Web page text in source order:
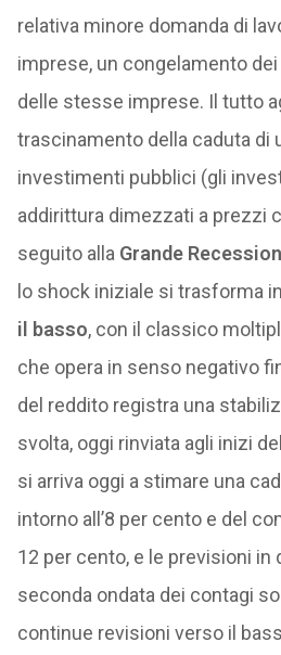
relativa minore domanda di
imprese, un congelamento
delle stesse imprese. Il tutto
trascinamento della caduta di
investimenti pubblici (gli
addirittura dimezzati a prezzi
seguito alla Grande
lo shock iniziale si trasforma in
il basso, con il classico
che opera in senso negativo
del reddito registra una
svolta, oggi rinviata agli inizi
si arriva oggi a stimare una
intorno all’8 per cento e del
12 per cento, e le previsioni in
seconda ondata dei contagi
continue revisioni verso il